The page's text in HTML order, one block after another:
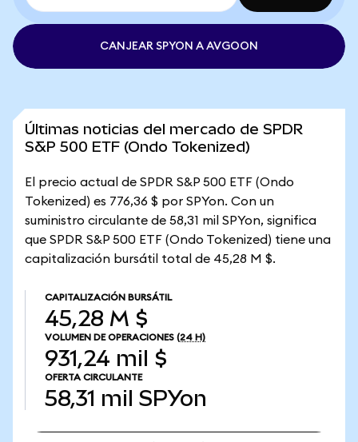
CANJEAR SPYON A AVGOON
Últimas noticias del mercado de SPDR
S&P 500 ETF (Ondo Tokenized)
El precio actual de SPDR S&P 500 ETF (Ondo
Tokenized) es 776,36 $ por SPYon. Con un
suministro circulante de 58,31 mil SPYon, significa
que SPDR S&P 500 ETF (Ondo Tokenized) tiene una
capitalización bursátil total de 45,28 M $.
CAPITALIZACIÓN BURSÁTIL
45,28 M $
VOLUMEN DE OPERACIONES (24 H)
931,24 mil $
OFERTA CIRCULANTE
58,31 mil SPYon